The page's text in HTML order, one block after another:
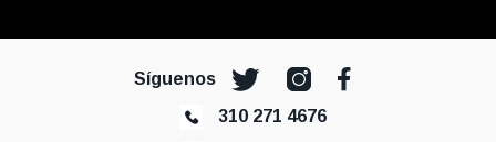
Síguenos
310 271 4676